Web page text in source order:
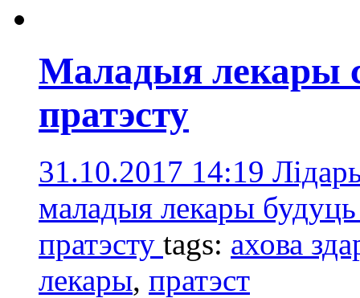
Маладыя лекары
пратэсту
31.10.2017 14:19
маладыя лекары
пратэсту tags: ахова
лекары, пратэст